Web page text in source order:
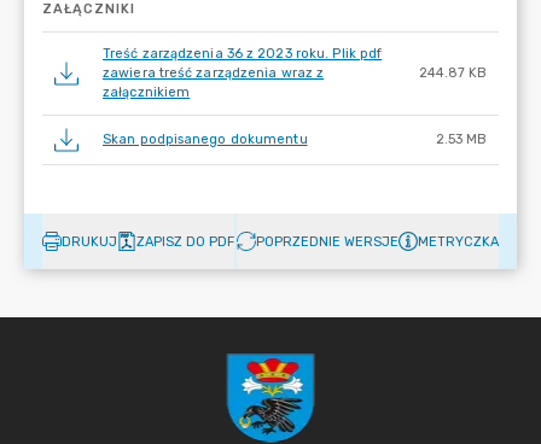
ZAŁĄCZNIKI
Treść zarządzenia 36 z 2023 roku. Plik pdf
zawiera treść zarządzenia wraz z
załącznikiem
244.87 KB
Skan podpisanego dokumentu 2.53 MB
DRUKUJ ZAPISZ DO PDF POPRZEDNIE WERSJE METRYCZKA